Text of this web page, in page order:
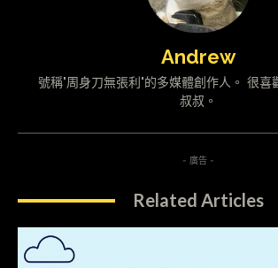
Andrew
號稱"周身刀無張利"的多媒體創作人。 很喜
叔叔。
- 廣告 -
Related Articles